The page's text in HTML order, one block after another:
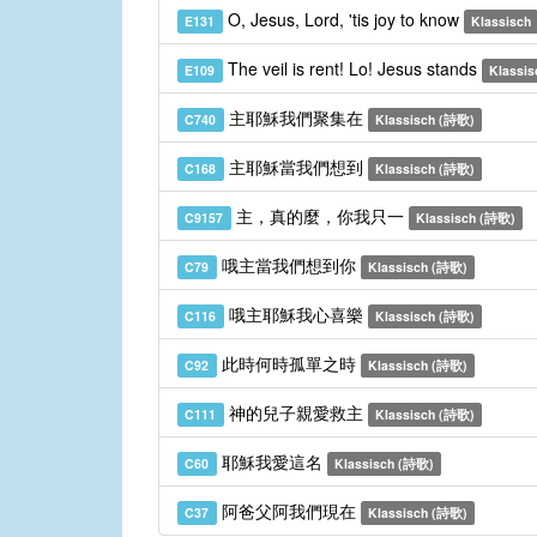
E131 O, Jesus, Lord, 'tis joy to know Klassisch
E109 The veil is rent! Lo! Jesus stands
C740 主耶穌我們聚集在 Klassisch (詩歌)
C168 主耶穌當我們想到 Klassisch (詩歌)
C9157 主，真的麼，你我只一 Klassisch (詩歌)
C79 哦主當我們想到你 Klassisch (詩歌)
C116 哦主耶穌我心喜樂 Klassisch (詩歌)
C92 此時何時孤單之時 Klassisch (詩歌)
C111 神的兒子親愛救主 Klassisch (詩歌)
C60 耶穌我愛這名 Klassisch (詩歌)
C37 阿爸父阿我們現在 Klassisch (詩歌)